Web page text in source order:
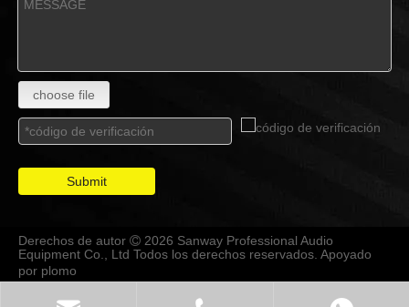
choose file
Submit
Derechos de autor  2026 Sanway Professional Audio
Equipment Co., Ltd Todos los derechos reservados. Apoyado
por plomo